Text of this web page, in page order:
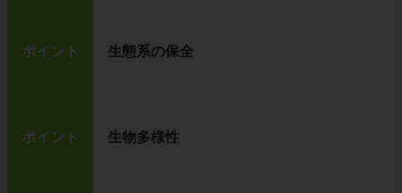
ポイント 生態系の保全
ポイント 生物多様性